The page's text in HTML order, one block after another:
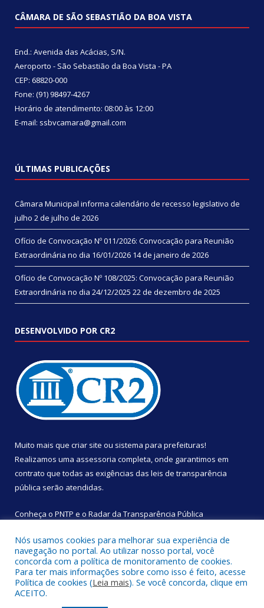
CÂMARA DE SÃO SEBASTIÃO DA BOA VISTA
End.: Avenida das Acácias, S/N.
Aeroporto - São Sebastião da Boa Vista - PA
CEP: 68820-000
Fone: (91) 98497-4267
Horário de atendimento: 08:00 às 12:00
E-mail: ssbvcamara@gmail.com
ÚLTIMAS PUBLICAÇÕES
Câmara Municipal informa calendário de recesso legislativo de
julho 2 de julho de 2026
Ofício de Convocação Nº 011/2026: Convocação para Reunião
Extraordinária no dia 16/01/2026 14 de janeiro de 2026
Ofício de Convocação Nº 108/2025: Convocação para Reunião
Extraordinária no dia 24/12/2025 22 de dezembro de 2025
DESENVOLVIDO POR CR2
Muito mais que criar site ou sistema para prefeituras!
Realizamos uma assessoria completa, onde garantimos em
contrato que todas as exigências das leis de transparência
pública serão atendidas.
Conheça o PNTP e o Radar da Transparência Pública
Todos os direitos reservados a Câmara Municipal de São
Sebastião da Boa Vista.
Nós usamos cookies para melhorar sua experiência de
navegação no portal. Ao utilizar nosso portal, você
concorda com a política de monitoramento de cookies.
Para ter mais informações sobre como isso é feito, acesse
Política de cookies (Leia mais). Se você concorda, clique em
ACEITO.